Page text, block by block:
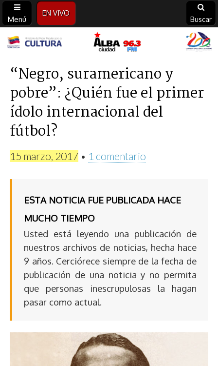
Menú
EN VIVO
Buscar
Alba
Ciudad
96.3
FM
“Negro, suramericano y
pobre”: ¿Quién fue el primer
ídolo internacional del
fútbol?
15 marzo, 2017 • 1 comentario
ESTA NOTICIA FUE PUBLICADA HACE
MUCHO TIEMPO
Usted está leyendo una publicación de
nuestros archivos de noticias, hecha hace
9 años. Cerciórece siempre de la fecha de
publicación de una noticia y no permita
que personas inescrupulosas la hagan
pasar como actual.